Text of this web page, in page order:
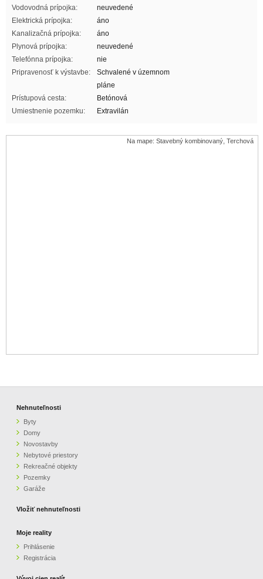
Vodovodná prípojka:
neuvedené
Elektrická prípojka:
áno
Kanalizačná prípojka:
áno
Plynová prípojka:
neuvedené
Telefónna prípojka:
nie
Pripravenosť k výstavbe:
Schvalené v územnom
pláne
Prístupová cesta:
Betónová
Umiestnenie pozemku:
Extravilán
Na mape: Stavebný kombinovaný, Terchová
Nehnuteľnosti
Byty
Domy
Novostavby
Nebytové priestory
Rekreačné objekty
Pozemky
Garáže
Vložiť nehnuteľnosti
Moje reality
Prihlásenie
Registrácia